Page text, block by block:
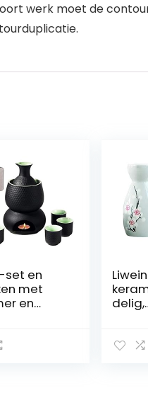
werk moet de
set en
met
en
delig,